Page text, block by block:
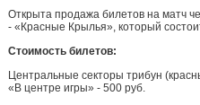
Открыта продажа билетов на матч
- «Красные Крылья», который
Стоимость билетов:
Центральные секторы трибун
«В центре игры» - 500 руб.